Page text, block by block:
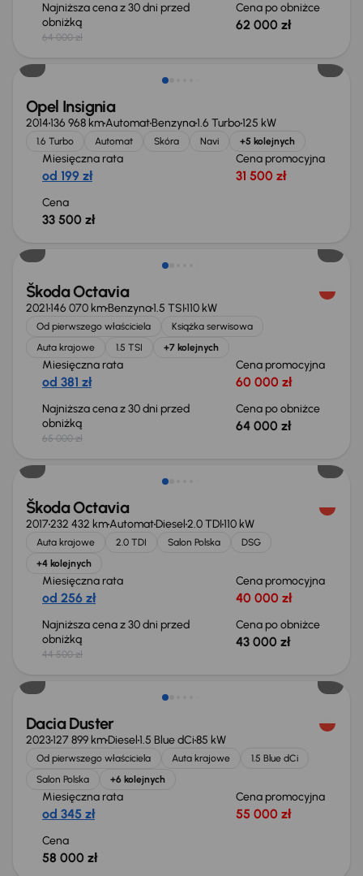
Najniższa cena z 30 dni przed
obniżką
64 000 zł
Cena po obniżce
62 000 zł
Opel Insignia
2014136 968 kmAutomatBenzyna1.6 Turbo125 kW
1.6 Turbo Automat Skóra Navi +5 kolejnych
Miesięczna rata
od 199 zł
Cena promocyjna
31 500 zł
Cena
33 500 zł
Taniej o 1 000 zł
Škoda Octavia
2021146 070 kmBenzyna1.5 TSI110 kW
Od pierwszego właściciela
Książka serwisowa
Auta krajowe
1.5 TSI +7 kolejnych
Miesięczna rata
od 381 zł
Cena promocyjna
60 000 zł
Najniższa cena z 30 dni przed
obniżką
65 000 zł
Cena po obniżce
64 000 zł
Taniej o 1 500 zł
Škoda Octavia
2017232 432 kmAutomatDiesel2.0 TDI110 kW
Auta krajowe 2.0 TDI Salon Polska
DSG
+4 kolejnych
Miesięczna rata
od 256 zł
Cena promocyjna
40 000 zł
Najniższa cena z 30 dni przed
obniżką
44 500 zł
Cena po obniżce
43 000 zł
Możliwość odliczenia VAT
Dacia Duster
2023127 899 kmDiesel1.5 Blue dCi85 kW
Od pierwszego właściciela Auta krajowe
1.5 Blue dCi
Salon Polska
+6 kolejnych
Miesięczna rata
od 345 zł
Cena promocyjna
55 000 zł
Cena
58 000 zł
Taniej o 700 zł